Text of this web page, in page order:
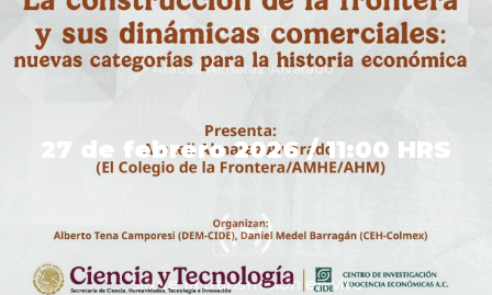
PONENTES:
Araceli Almaraz Alvarado
27 de febrero 2026 / 11:00 HRS
Sigue la transmisión en vivo